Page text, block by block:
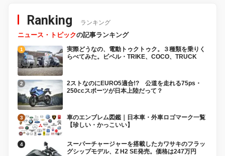
Ranking ランキング
ニュース・トピックの記事ランキング
実際どうなの、電動トゥクトゥク。３種類を乗りく
らべてみた。ビベル・TRIKE、COCO、TRUCK
2ストなのにEURO5適合!? 公道を走れる75ps・
250ccスポーツが日本上陸だって？
車のエンブレム図鑑｜日本車・外車ロゴマーク一覧
【珍しい・かっこいい】
スーパーチャージャーを搭載したカワサキのフラッ
グシップモデル、Z H2 SE発売。価格は247万円